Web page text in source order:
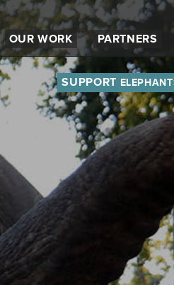
OUR WORK PARTNERS
SUPPORT